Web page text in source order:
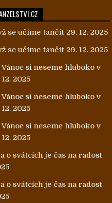
se učíme tančit 29. 12. 2025
se učíme tančit 29. 12. 2025
si neseme hluboko v
12. 2025
si neseme hluboko v
12. 2025
si neseme hluboko v
12. 2025
o svátcích je čas na radost
o svátcích je čas na radost